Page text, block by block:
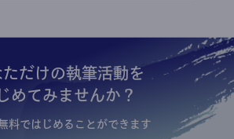
ただけの執筆活動を
めてみませんか？
料ではじめることができます